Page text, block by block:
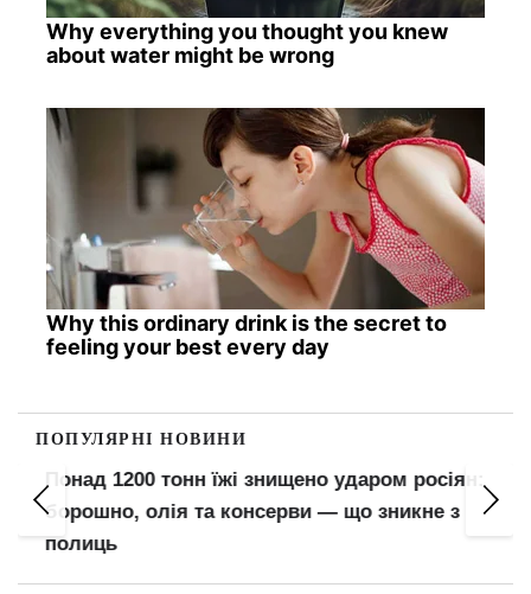
Why everything you thought you knew
about water might be wrong
Why this ordinary drink is the secret to
feeling your best every day
ПОПУЛЯРНІ НОВИНИ
Понад 1200 тонн їжі знищено ударом росіян:
борошно, олія та консерви — що зникне з
полиць